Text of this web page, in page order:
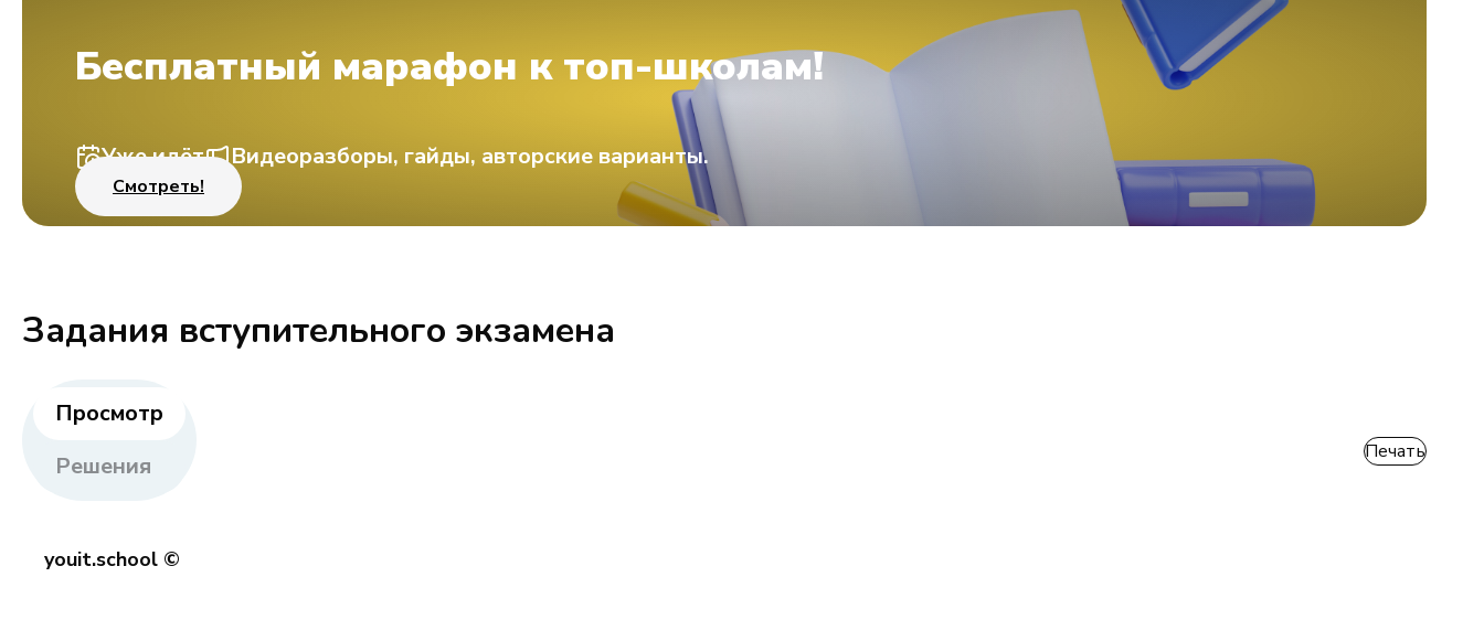
Бесплатный марафон к топ-школам!
Уже идёт Видеоразборы, гайды, авторские варианты.
Смотреть!
Задания вступительного экзамена
Просмотр
Решения
Печать
youit.school ©